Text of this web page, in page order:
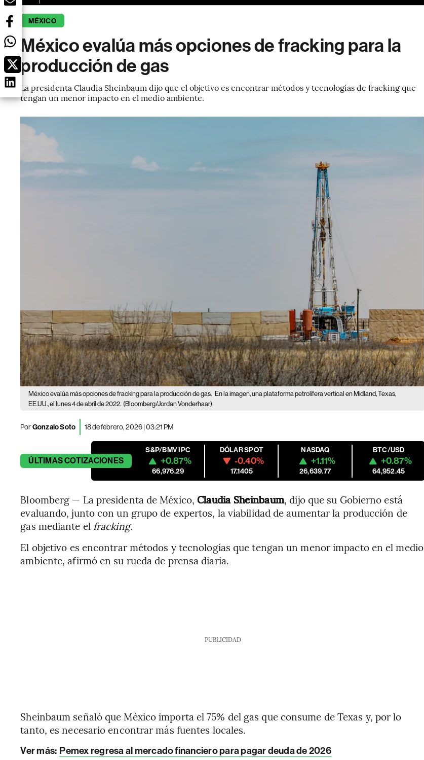
MÉXICO
México evalúa más opciones de fracking para la
producción de gas
La presidenta Claudia Sheinbaum dijo que el objetivo es encontrar métodos y tecnologías de fracking que
tengan un menor impacto en el medio ambiente.
México evalúa más opciones de fracking para la producción de gas. En la imagen, una plataforma petrolífera vertical en Midland, Texas,
EE.UU., el lunes 4 de abril de 2022. (Bloomberg/Jordan Vonderhaar)
PorGonzalo Soto 18 de febrero, 2026 | 03:21 PM
ÚLTIMASCOTIZACIONES
S&P/BMV IPC
+0.87%
66,976.29
DÓLAR SPOT
-0.40%
17.1405
NASDAQ
+1.11%
26,639.77
BTC/USD
+0.87%
64,952.45
Bloomberg — La presidenta de México,Claudia Sheinbaum, dijo que su Gobierno está
evaluando, junto con un grupo de expertos, la viabilidad de aumentar la producción de
gas mediante el fracking.
El objetivo es encontrar métodos y tecnologías que tengan un menor impacto en el medio
ambiente, afirmó en su rueda de prensa diaria.
PUBLICIDAD
Sheinbaum señaló que México importa el 75% del gas que consume de Texas y, por lo
tanto, es necesario encontrar más fuentes locales.
Ver más: Pemex regresa al mercado financiero para pagar deuda de 2026